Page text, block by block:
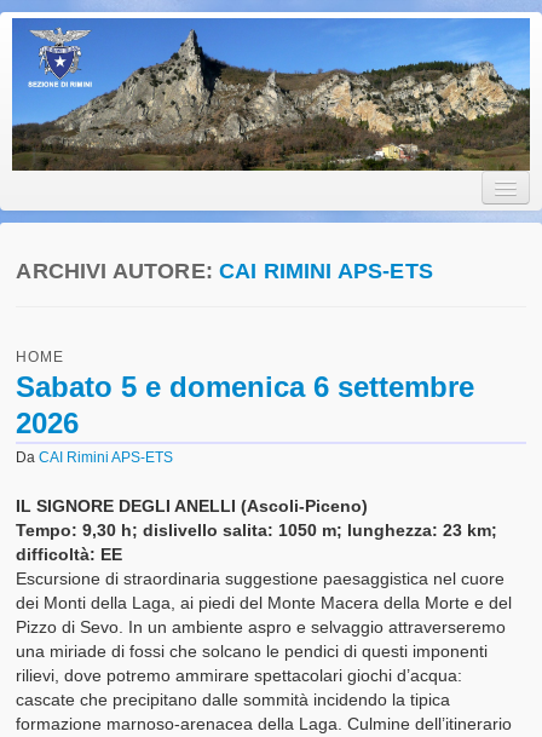
Club Alpino Italiano • Sezione
di Rimini
Club Alpino Italiano • Sezione di Rimini
Un po’ di Storia
L’Assemblea dei Soci
Iscrizione al CAI Sezione Di Rimini
Quote Tessera
Agevolazioni Soci
ARCHIVI AUTORE: CAI RIMINI APS-ETS
HOME
Sabato 5 e domenica 6 settembre
2026
DaCAI Rimini APS-ETS
IL SIGNORE DEGLI ANELLI (Ascoli-Piceno)
Tempo: 9,30 h; dislivello salita: 1050 m; lunghezza: 23 km;
difficoltà: EE
Escursione di straordinaria suggestione paesaggistica nel cuore
dei Monti della Laga, ai piedi del Monte Macera della Morte e del
Pizzo di Sevo. In un ambiente aspro e selvaggio attraverseremo
una miriade di fossi che solcano le pendici di questi imponenti
rilievi, dove potremo ammirare spettacolari giochi d’acqua:
cascate che precipitano dalle sommità incidendo la tipica
formazione marnoso-arenacea della Laga. Culmine dell’itinerario